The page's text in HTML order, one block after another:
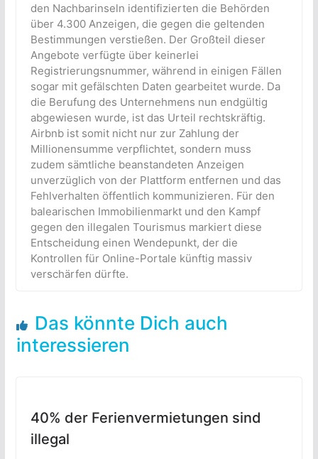
den Nachbarinseln identifizierten die Behörden
über 4.300 Anzeigen, die gegen die geltenden
Bestimmungen verstießen. Der Großteil dieser
Angebote verfügte über keinerlei
Registrierungsnummer, während in einigen Fällen
sogar mit gefälschten Daten gearbeitet wurde. Da
die Berufung des Unternehmens nun endgültig
abgewiesen wurde, ist das Urteil rechtskräftig.
Airbnb ist somit nicht nur zur Zahlung der
Millionensumme verpflichtet, sondern muss
zudem sämtliche beanstandeten Anzeigen
unverzüglich von der Plattform entfernen und das
Fehlverhalten öffentlich kommunizieren. Für den
balearischen Immobilienmarkt und den Kampf
gegen den illegalen Tourismus markiert diese
Entscheidung einen Wendepunkt, der die
Kontrollen für Online-Portale künftig massiv
verschärfen dürfte.
Das könnte Dich auch
interessieren
40% der Ferienvermietungen sind
illegal